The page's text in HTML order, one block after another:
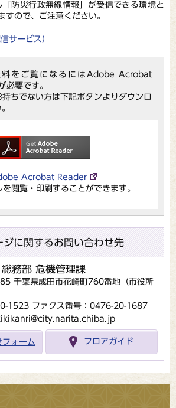
防災行政無線情報」が受信できる環境と
すので、ご注意ください。
サービス）
料をご覧になるにはAdobe Acrobat
必要です。
ちでない方は下記ボタンよりダウンロ
Acrobat Reader
閲覧・印刷することができます。
ジに関するお問い合わせ先
総務部 危機管理課
千葉県成田市花崎町760番地（市役所
1523 ファクス番号：0476-20-1687
フォーム フロアガイド